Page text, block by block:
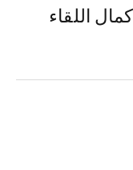
اللقاء